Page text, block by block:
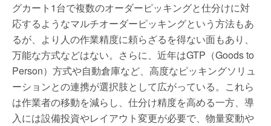
グカート1台で複数のオーダーピッキングと仕分けに対
応するようなマルチオーダーピッキングという方法もあ
るが、より人の作業精度に頼らざるを得ない面もあり、
万能な方式などはない。さらに、近年はGTP（Goods to
Person）方式や自動倉庫など、高度なピッキングソリュ
ーションとの連携が選択肢として広がっている。これら
は作業者の移動を減らし、仕分け精度を高める一方、導
入には設備投資やレイアウト変更が必要で、物量変動や